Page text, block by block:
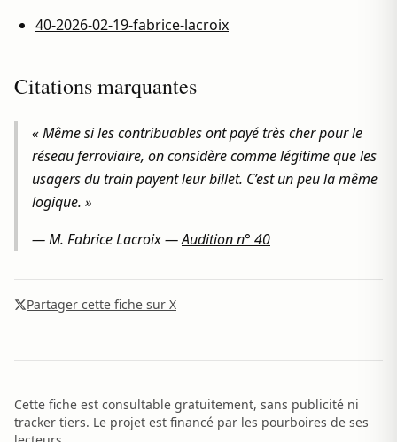
40-2026-02-19-fabrice-lacroix
Citations marquantes
« Même si les contribuables ont payé très cher pour le
réseau ferroviaire, on considère comme légitime que les
usagers du train payent leur billet. C’est un peu la même
logique. »
—M. Fabrice Lacroix—Audition n° 40
Partager cette fiche sur X
Cette fiche est consultable gratuitement, sans publicité ni
tracker tiers. Le projet est financé par les pourboires de ses